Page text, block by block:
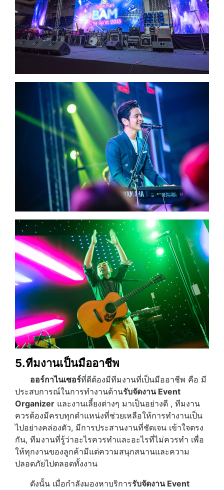
5.ทีมงานเป็นมืออาชีพ
ออร์กาไนเซอร์ที่ดีต้องมีทีมงานที่เป็นมืออาชีพ คือ มี
ประสบการณ์ในการทำงานด้านรับจัดงาน Event
Organizer และงานเลี้ยงต่างๆ มาเป็นอย่างดี , ทีมงาน
ควรต้องมีครบทุกตำแหน่งที่ช่วยเหลือให้การทำงานเป็น
ไปอย่างคล่องตัว, มีการประสานงานที่ชัดเจน เข้าใจตรง
กัน, ทีมงานที่รู้ว่าอะไรควรทำและอะไรที่ไม่ควรทำ เพื่อ
ให้ทุกงานของลูกค้ามีแต่ความสนุกสนานและความ
ปลอดภัยไปตลอดทั้งงาน
ดังนั้น เมื่อกำลังมองหาบริการรับจัดงาน Event